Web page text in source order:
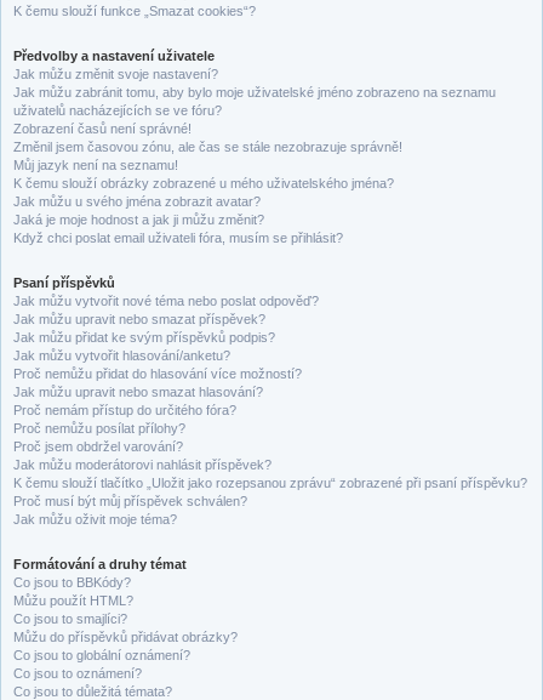
K čemu slouží funkce „Smazat cookies“?
Předvolby a nastavení uživatele
Jak můžu změnit svoje nastavení?
Jak můžu zabránit tomu, aby bylo moje uživatelské jméno zobrazeno na seznamu
uživatelů nacházejících se ve fóru?
Zobrazení časů není správné!
Změnil jsem časovou zónu, ale čas se stále nezobrazuje správně!
Můj jazyk není na seznamu!
K čemu slouží obrázky zobrazené u mého uživatelského jména?
Jak můžu u svého jména zobrazit avatar?
Jaká je moje hodnost a jak ji můžu změnit?
Když chci poslat email uživateli fóra, musím se přihlásit?
Psaní příspěvků
Jak můžu vytvořit nové téma nebo poslat odpověď?
Jak můžu upravit nebo smazat příspěvek?
Jak můžu přidat ke svým příspěvků podpis?
Jak můžu vytvořit hlasování/anketu?
Proč nemůžu přidat do hlasování více možností?
Jak můžu upravit nebo smazat hlasování?
Proč nemám přístup do určitého fóra?
Proč nemůžu posílat přílohy?
Proč jsem obdržel varování?
Jak můžu moderátorovi nahlásit příspěvek?
K čemu slouží tlačítko „Uložit jako rozepsanou zprávu“ zobrazené při psaní příspěvku?
Proč musí být můj příspěvek schválen?
Jak můžu oživit moje téma?
Formátování a druhy témat
Co jsou to BBKódy?
Můžu použít HTML?
Co jsou to smajlíci?
Můžu do příspěvků přidávat obrázky?
Co jsou to globální oznámení?
Co jsou to oznámení?
Co jsou to důležitá témata?